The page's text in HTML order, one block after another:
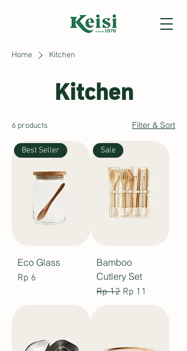
Home Kitchen
Kitchen
6 products Filter & Sort
Best Seller
Eco Glass
Price
Rp 6
Sale
Bamboo
Cutlery Set
Regular Price
Rp 12 Sale Price
Rp 11